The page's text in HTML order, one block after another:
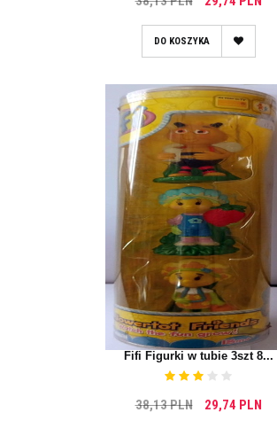
DO KOSZYKA
Fifi Figurki w tubie 3szt 8...
38,13 PLN 29,74 PLN